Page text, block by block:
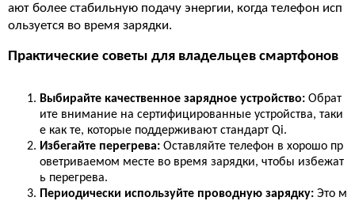
ают более стабильную подачу энергии, когда телефон исп
ользуется во время зарядки.
Практические советы для владельцев смартфонов
Выбирайте качественное зарядное устройство: Обрат
ите внимание на сертифицированные устройства, таки
е как те, которые поддерживают стандарт Qi.
Избегайте перегрева: Оставляйте телефон в хорошо пр
оветриваемом месте во время зарядки, чтобы избежат
ь перегрева.
Периодически используйте проводную зарядку: Это м